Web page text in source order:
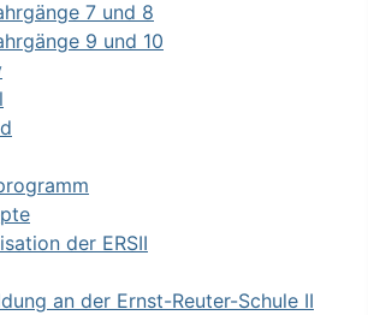
7 und 8
9 und 10
der ERSII
an der Ernst-Reuter-Schule II